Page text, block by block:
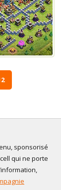
sponsorisé
qui ne porte